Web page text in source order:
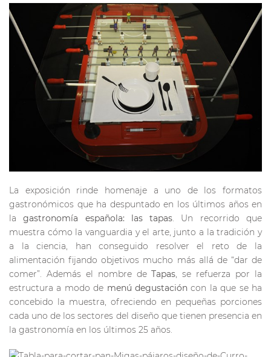
La exposición rinde homenaje a uno de los formatos
gastronómicos que ha despuntado en los últimos años en
lagastronomía española: las tapas. Un recorrido que
muestra cómo la vanguardia y el arte, junto a la tradición y
a la ciencia, han conseguido resolver el reto de la
alimentación fijando objetivos mucho más allá de “dar de
comer”. Además el nombre deTapas, se refuerza por la
estructura a modo de menú degustación con la que se ha
concebido la muestra, ofreciendo en pequeñas porciones
cada uno de los sectores del diseño que tienen presencia en
la gastronomía en los últimos 25 años.